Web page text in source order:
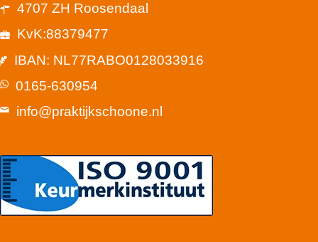
4707 ZH Roosendaal
KvK:88379477
IBAN: NL77RABO0128033916
0165-630954
info@praktijkschoone.nl